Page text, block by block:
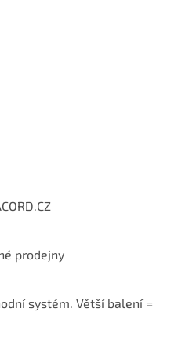
prodejny
systém. Větší balení =